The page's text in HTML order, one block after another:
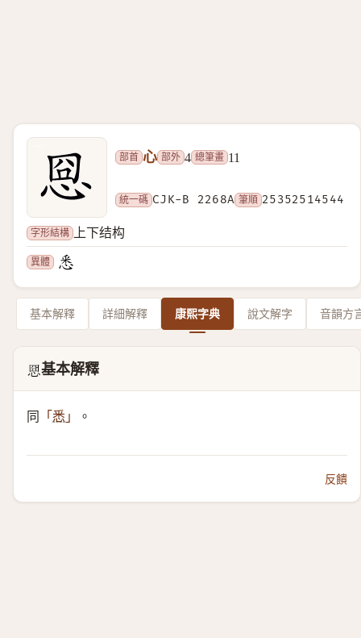
部首 心 部外 4 總筆畫 11
統一碼 CJK-B 2268A 筆順 25352514544
字形結構 上下结构
異體
基本解釋 詳細解釋 康熙字典 說文解字 音韻方
𢚊基本解釋
同 「 悉 」 。
反饋